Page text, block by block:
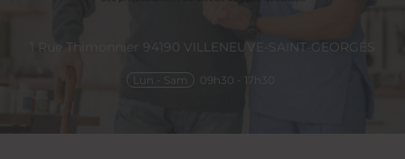
1 Rue Thimonnier 94190 VILLENEUVE-SAINT-GEORGES
Lun - Sam 09h30 - 17h30